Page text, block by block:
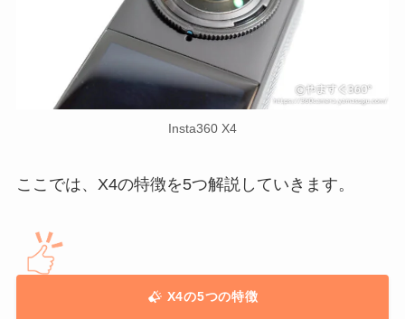
Insta360 X4
ここでは、X4の特徴を5つ解説していきます。
X4の5つの特徴